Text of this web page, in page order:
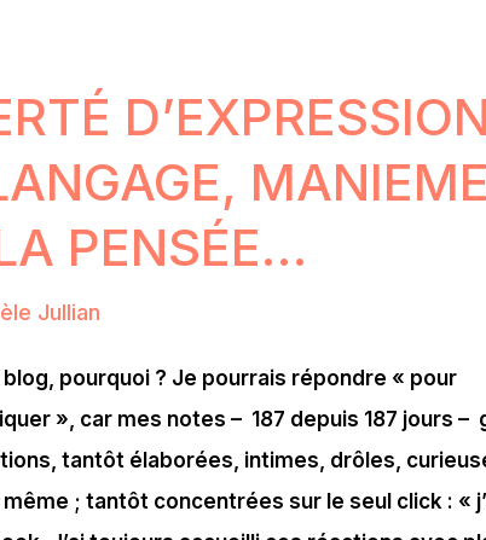
PENSÉE…
Jullian
blog, pourquoi ? Je pourrais répondre « pour
», car mes notes – 187 depuis 187 jours –
tantôt élaborées, intimes, drôles,
; tantôt concentrées sur le seul click : «